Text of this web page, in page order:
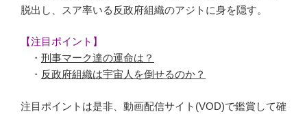
脱出し、スア率いる反政府組織のアジトに身を隠す。
【注目ポイント】
・ 刑事マーク達の運命は？
・ 反政府組織は宇宙人を倒せるのか？
注目ポイントは是非、動画配信サイト(VOD)で鑑賞して確